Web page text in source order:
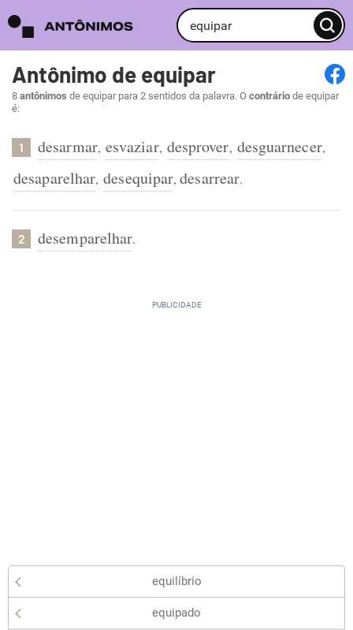
Antônimo de equipar
8 antônimos de equipar para 2 sentidos da palavra. O contrário de equipar
é:
1 desarmar, esvaziar, desprover, desguarnecer,
desaparelhar, desequipar,desarrear.
2 desemparelhar.
equilíbrio
equipado